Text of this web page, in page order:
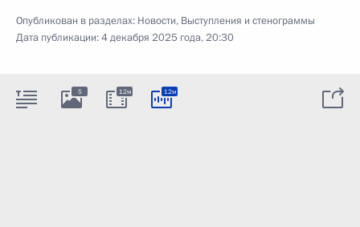
Опубликован в разделах: Новости, Выступления и стенограммы
Дата публикации:4 декабря 2025 года, 20:30
5 12м 12м